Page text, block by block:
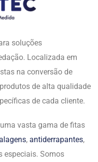
soluções
Localizada em
na conversão de
de alta qualidade
de cada cliente.
vasta gama de fitas
, antiderrapantes,
especiais. Somos